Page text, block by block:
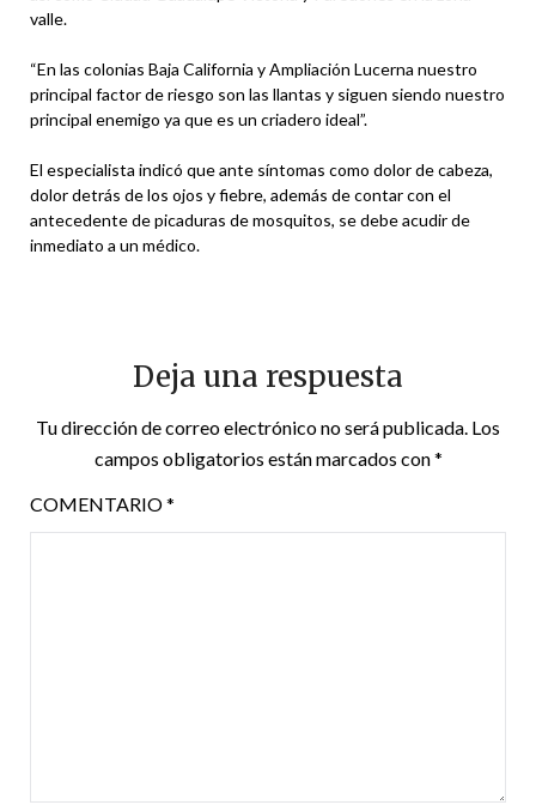
valle.
“En las colonias Baja California y Ampliación Lucerna nuestro
principal factor de riesgo son las llantas y siguen siendo nuestro
principal enemigo ya que es un criadero ideal”.
El especialista indicó que ante síntomas como dolor de cabeza,
dolor detrás de los ojos y fiebre, además de contar con el
antecedente de picaduras de mosquitos, se debe acudir de
inmediato a un médico.
Deja una respuesta
Tu dirección de correo electrónico no será publicada. Los
campos obligatorios están marcados con*
COMENTARIO*